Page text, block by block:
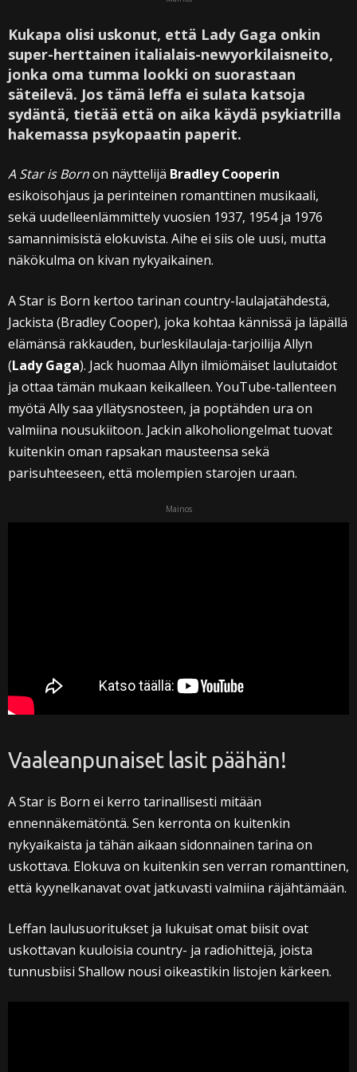
Kukapa olisi uskonut, että Lady Gaga onkin
super-herttainen italialais-newyorkilaisneito,
jonka oma tumma lookki on suorastaan
säteilevä. Jos tämä leffa ei sulata katsoja
sydäntä, tietää että on aika käydä psykiatrilla
hakemassa psykopaatin paperit.
A Star is Bornon näyttelijä Bradley Cooperin
esikoisohjaus ja perinteinen romanttinen musikaali,
sekä uudelleenlämmittely vuosien 1937, 1954 ja 1976
samannimisistä elokuvista. Aihe ei siis ole uusi, mutta
näkökulma on kivan nykyaikainen.
A Star is Born kertoo tarinan country-laulajatähdestä,
Jackista (Bradley Cooper), joka kohtaa kännissä ja läpällä
elämänsä rakkauden, burleskilaulaja-tarjoilija Allyn
(Lady Gaga). Jack huomaa Allyn ilmiömäiset laulutaidot
ja ottaa tämän mukaan keikalleen. YouTube-tallenteen
myötä Ally saa yllätysnosteen, ja poptähden ura on
valmiina nousukiitoon. Jackin alkoholiongelmat tuovat
kuitenkin oman rapsakan mausteensa sekä
parisuhteeseen, että molempien starojen uraan.
Mainos
Vaaleanpunaiset lasit päähän!
A Star is Born ei kerro tarinallisesti mitään
ennennäkemätöntä. Sen kerronta on kuitenkin
nykyaikaista ja tähän aikaan sidonnainen tarina on
uskottava. Elokuva on kuitenkin sen verran romanttinen,
että kyynelkanavat ovat jatkuvasti valmiina räjähtämään.
Leffan laulusuoritukset ja lukuisat omat biisit ovat
uskottavan kuuloisia country- ja radiohittejä, joista
tunnusbiisi Shallow nousi oikeastikin listojen kärkeen.